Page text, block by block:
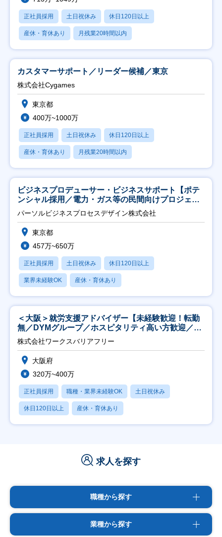
正社員採用 土日祝休み 休日120日以上
産休・育休あり 月残業20時間以内
カスタマーサポート／リーダー候補／東京
株式会社Cygames
東京都
400万~1000万
正社員採用 土日祝休み 休日120日以上
産休・育休あり 月残業20時間以内
ビジネスプロデューサー・ビジネスサポート【ポテ
ンシャル採用／電力・ガス等の民間向けプロジェク
ト推進】
パーソルビジネスプロセスデザイン株式会社
東京都
457万~650万
正社員採用 土日祝休み 休日120日以上
業界未経験OK 産休・育休あり
＜大阪＞就労支援アドバイザー【未経験歓迎！転勤
無／DYMグループ／ホスピタリティ高い方歓迎／土
日祝】
株式会社ワークスバリアフリー
大阪府
320万~400万
正社員採用 職種・業界未経験OK 土日祝休み
休日120日以上 産休・育休あり
求人を探す
職種から探す
業種から探す